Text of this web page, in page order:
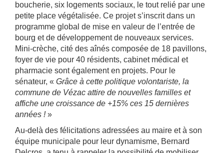
boucherie, six logements sociaux, le tout relié par une
petite place végétalisée. Ce projet s’inscrit dans un
programme global de mise en valeur de l’entrée de
bourg et de développement de nouveaux services.
Mini-crèche, cité des aînés composée de 18 pavillons,
foyer de vie pour 40 résidents, cabinet médical et
pharmacie sont également en projets. Pour le
sénateur, « Grâce à cette politique volontariste, la
commune de Vézac attire de nouvelles familles et
affiche une croissance de +15% ces 15 dernières
années !»
Au-delà des félicitations adressées au maire et à son
équipe municipale pour leur dynamisme, Bernard